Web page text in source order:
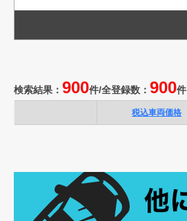
検索結果： 900件/全登録数： 900件
税込車両価格